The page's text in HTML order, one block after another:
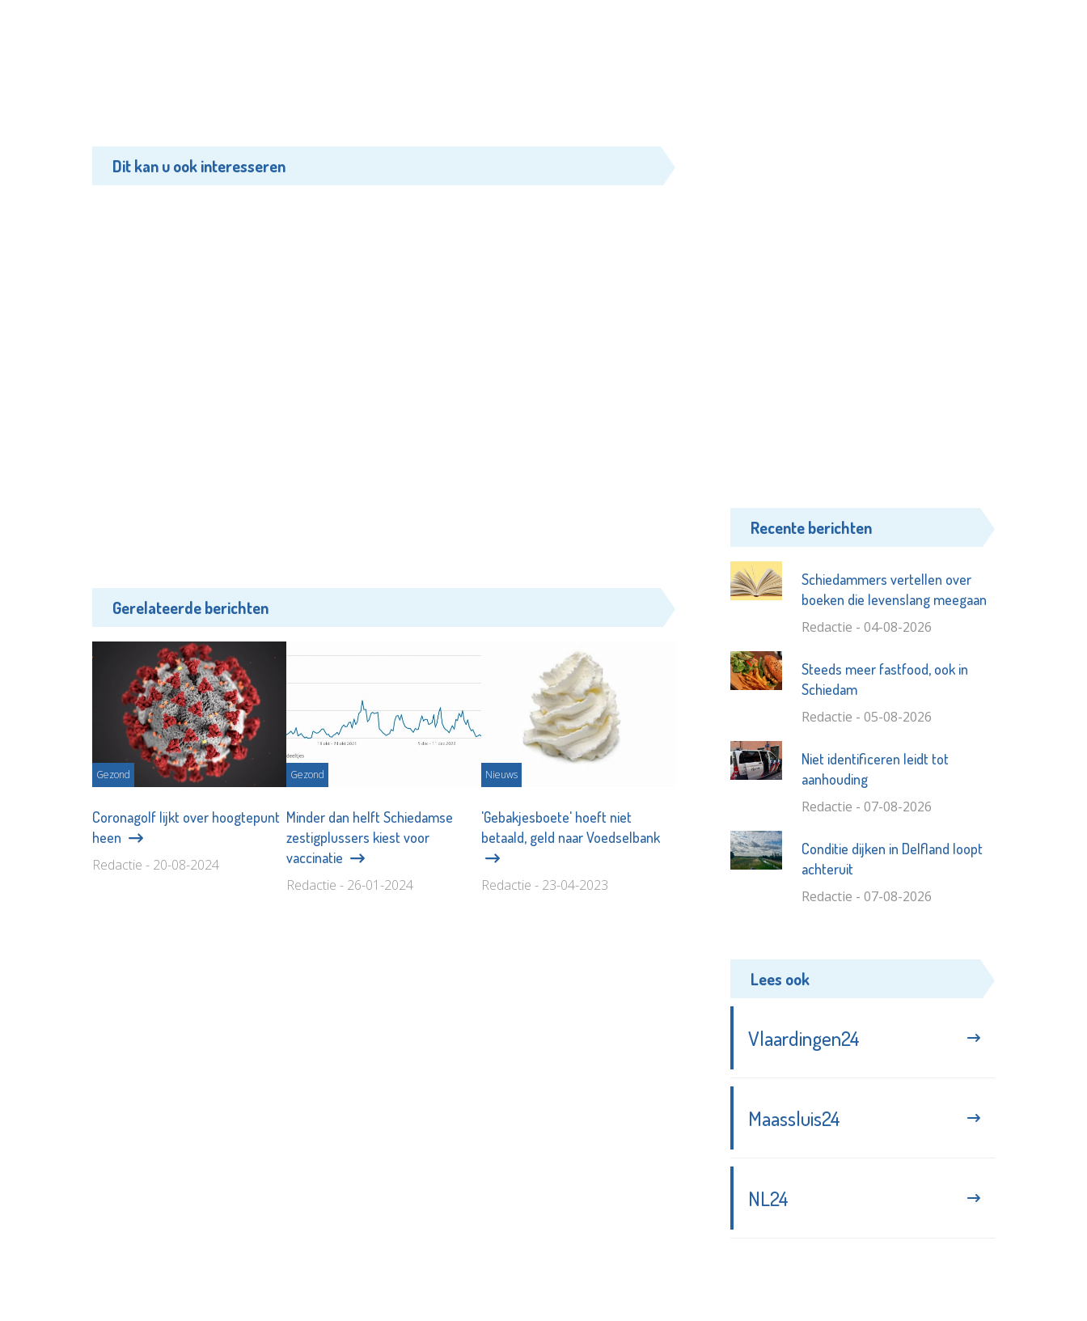
Dit kan u ook interesseren
Gerelateerde berichten
Gezond
Coronagolf lijkt over hoogtepunt
heen
Redactie - 20-08-2024
Gezond
Minder dan helft Schiedamse
zestigplussers kiest voor
vaccinatie
Redactie - 26-01-2024
Nieuws
'Gebakjesboete' hoeft niet
betaald, geld naar Voedselbank
Redactie - 23-04-2023
Recente berichten
Schiedammers vertellen over
boeken die levenslang meegaan
Redactie - 04-08-2026
Steeds meer fastfood, ook in
Schiedam
Redactie - 05-08-2026
Niet identificeren leidt tot
aanhouding
Redactie - 07-08-2026
Conditie dijken in Delfland loopt
achteruit
Redactie - 07-08-2026
Lees ook
Vlaardingen24
Maassluis24
NL24